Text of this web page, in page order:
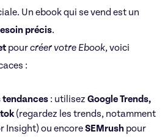
Un ebook qui se vend est un
précis.
pourcréer votre Ebook, voici
:
tendances : utilisez Google Trends,
(regardez les trends, notamment
Insight) ou encoreSEMrush pour